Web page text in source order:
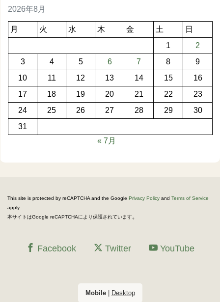
2026年8月
月 火 水 木 金 土
日
1
2
3
4 5 6 7 8
9
10
11 12 13 14 15
16
17
18 19 20 21 22
23
24
25 26 27 28 29
30
31
« 7月
This site is protected by reCAPTCHA and the Google Privacy Policy and Terms of Service
apply.
本サイトはGoogle reCAPTCHAにより保護されています。
Facebook Twitter YouTube
Mobile| Desktop